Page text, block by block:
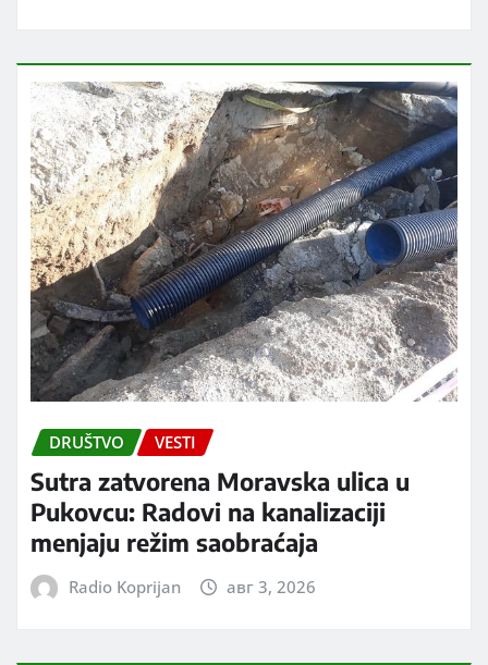
DRUŠTVO VESTI
Sutra zatvorena Moravska ulica u
Pukovcu: Radovi na kanalizaciji
menjaju režim saobraćaja
Radio Koprijan авг 3, 2026